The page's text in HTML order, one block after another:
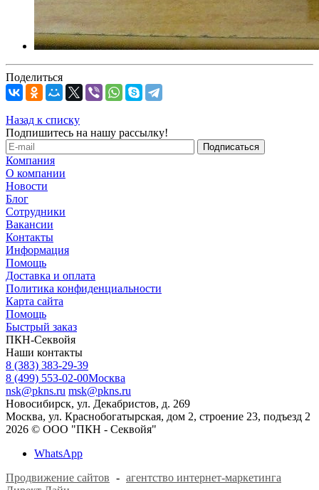
Поделиться
Назад к списку
Подпишитесь на нашу рассылку!
Компания
О компании
Новости
Блог
Сотрудники
Вакансии
Контакты
Информация
Помощь
Доставка и оплата
Политика конфиденциальности
Карта сайта
Помощь
Быстрый заказ
ПКН-Секвойя
Наши контакты
8 (383) 383-29-39
8 (499) 553-02-00Москва
nsk@pkns.ru msk@pkns.ru
Новосибирск, ул. Декабристов, д. 269
Москва, ул. Краснобогатырская, дом 2, строение 23, подъезд 2
2026 © ООО "ПКН - Секвойя"
WhatsApp
Продвижение сайтов - агентство интернет-маркетинга